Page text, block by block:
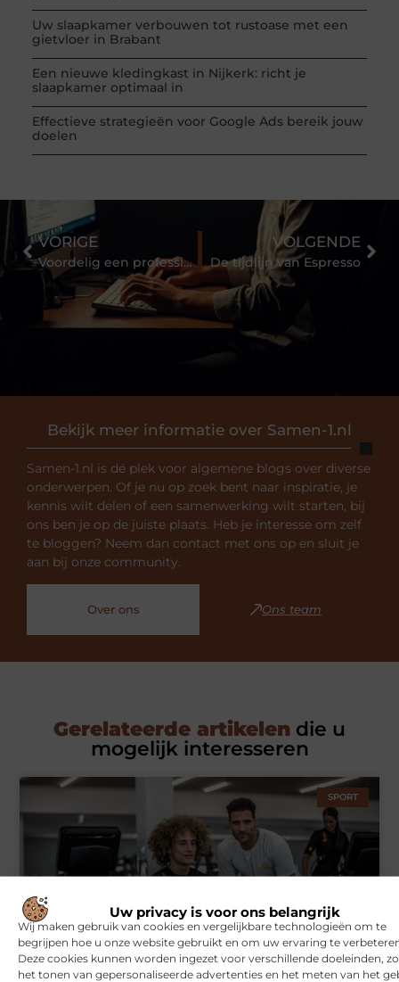
Uw privacy is voor ons belangrijk
Wij maken gebruik van cookies en vergelijkbare technologieën om te
begrijpen hoe u onze website gebruikt en om uw ervaring te
Deze cookies kunnen worden ingezet voor verschillende doeleinden,
het tonen van gepersonaliseerde advertenties en het meten van het
Uw slaapkamer verbouwen tot rustoase met een
gietvloer in Brabant
Een nieuwe kledingkast in Nijkerk: richt je
slaapkamer optimaal in
Effectieve strategieën voor Google Ads bereik jouw
doelen
Bekijk meer informatie over Samen-1.nl
Samen-1.nl is dé plek voor algemene blogs over diverse
onderwerpen. Of je nu op zoek bent naar inspiratie, je
kennis wilt delen of een samenwerking wilt starten, bij
ons ben je op de juiste plaats. Heb je interesse om zelf
te bloggen? Neem dan contact met ons op en sluit je
aan bij onze community.
Over ons Ons team
VORIGE
Voordelig een professionele touringcar huren doet u bij Noot
VOLGENDE
De tijdlijn van Espresso
Gerelateerde artikelen die u
mogelijk interesseren
SPORT
Symbiont360: Innovatieve EMS-training in Utrecht voor een
effectieve workout